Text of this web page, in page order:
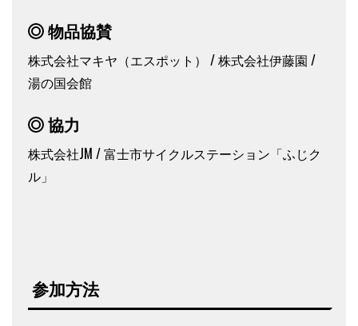
物品協賛
株式会社マキヤ（エスポット） / 株式会社伊藤園 /
湯の国会館
協力
株式会社JM / 富士市サイクルステーション「ふじク
ル」
参加方法